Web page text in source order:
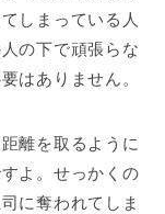
しまっている人
の下で頑張らな
はありません。
離を取るように
よ。せっかくの
に奪われてしま